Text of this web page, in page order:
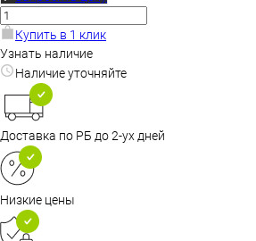
Купить в 1 клик
Узнать наличие
Наличие уточняйте
Доставка по РБ до 2-ух дней
Низкие цены